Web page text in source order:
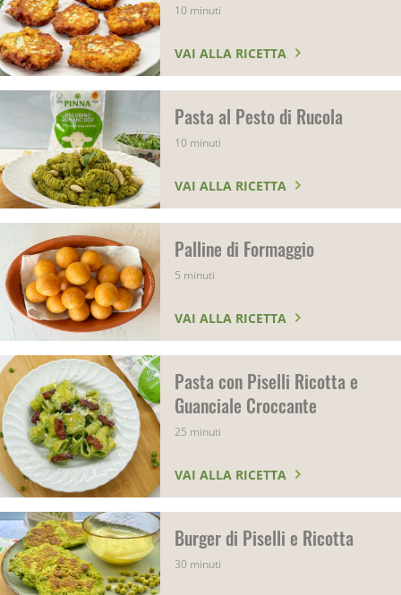
10 minuti
VAI ALLA RICETTA
Pasta al Pesto di Rucola
10 minuti
VAI ALLA RICETTA
Palline di Formaggio
5 minuti
VAI ALLA RICETTA
Pasta con Piselli Ricotta e
Guanciale Croccante
25 minuti
VAI ALLA RICETTA
Burger di Piselli e Ricotta
30 minuti